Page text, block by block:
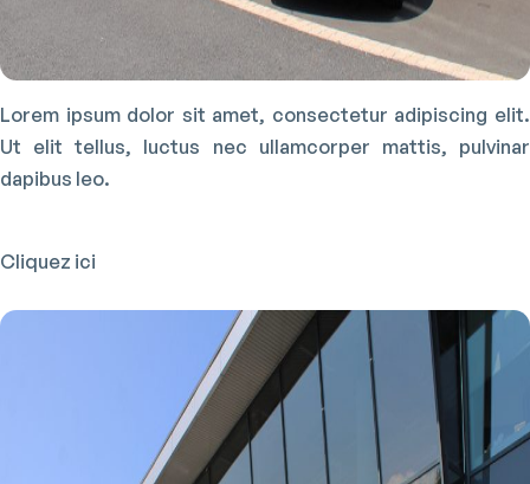
Lorem ipsum dolor sit amet, consectetur adipiscing elit.
Ut elit tellus, luctus nec ullamcorper mattis, pulvinar
dapibus leo.
Cliquez ici